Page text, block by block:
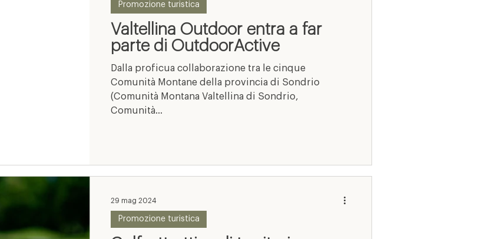
Valtellina Outdoor entra a far
parte di OutdoorActive
Dalla proficua collaborazione tra le cinque
Comunità Montane della provincia di Sondrio
(Comunità Montana Valtellina di Sondrio,
Comunità...
Promozione turistica
Promozione turistica
29 mag 2024